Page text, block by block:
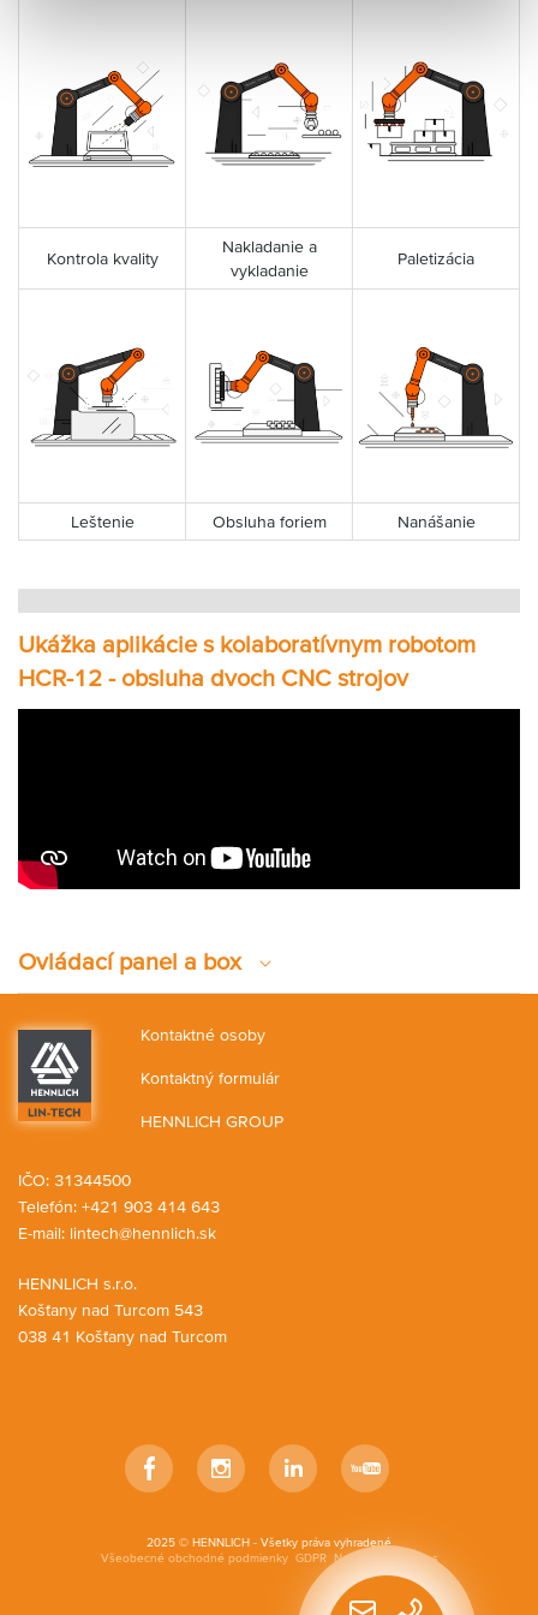
Kontrola kvality
Nakladanie a
vykladanie
Paletizácia
Leštenie Obsluha foriem Nanášanie
Ukážka aplikácie s kolaboratívnym robotom
HCR-12 - obsluha dvoch CNC strojov
Ovládací panel a box
Rýchly
Kontaktné osoby
Kontaktný formulár
HENNLICH GROUP
HENNLICH s.r.o.
Košťany nad Turcom 543
038 41 Košťany nad Turcom
IČO: 31344500
Telefón: +421 903 414 643
E-mail: lintech@hennlich.sk
2025 © HENNLICH - Všetky práva vyhradené
Všeobecné obchodné podmienky GDPR Nastavenia cookies
FacebookInstagramLinkedIn YouTube